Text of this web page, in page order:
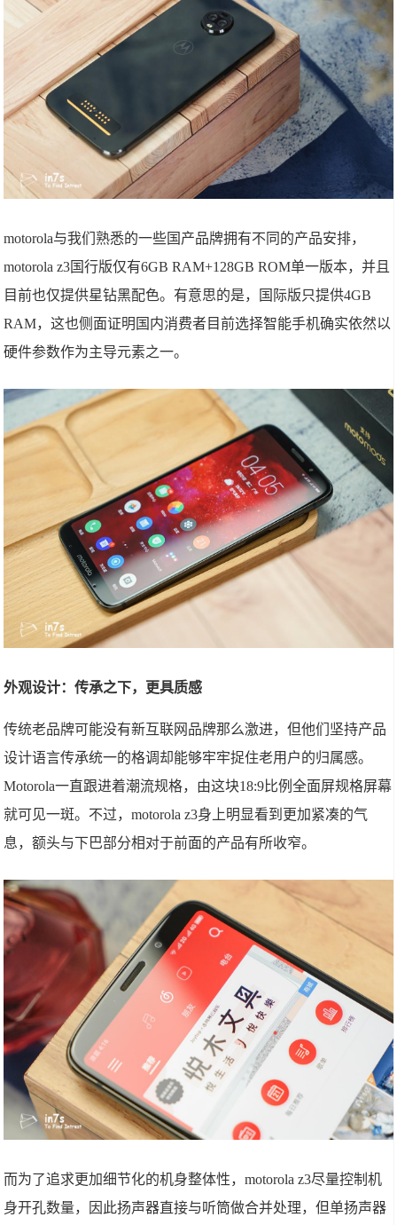
motorola与我们熟悉的一些国产品牌拥有不同的产品安排，
motorola z3国行版仅有6GB RAM+128GB ROM单一版本，并且
目前也仅提供星钻黑配色。有意思的是，国际版只提供4GB
RAM，这也侧面证明国内消费者目前选择智能手机确实依然以
硬件参数作为主导元素之一。
外观设计：传承之下，更具质感
传统老品牌可能没有新互联网品牌那么激进，但他们坚持产品
设计语言传承统一的格调却能够牢牢捉住老用户的归属感。
Motorola一直跟进着潮流规格，由这块18:9比例全面屏规格屏幕
就可见一斑。不过，motorola z3身上明显看到更加紧凑的气
息，额头与下巴部分相对于前面的产品有所收窄。
而为了追求更加细节化的机身整体性，motorola z3尽量控制机
身开孔数量，因此扬声器直接与听筒做合并处理，但单扬声器